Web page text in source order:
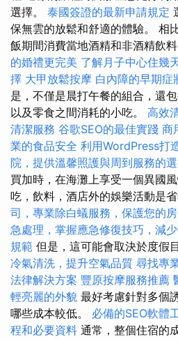
選擇。 泰國簽證的最新申請規定
保無雲的放鬆和舒適的體驗。 相
飯期間消費當地酒精和非酒精飲料
的婚禮更完美 了解月子中心住幾
擇 大甲放鬆按摩 白內障的早期症
是，不僅是晨打午餐的組合，還
以及零食之間消耗的小吃。 高效
清潔服務 谷歌SEO的最佳實踐 商
業的食品安全 利用WordPress打
院，提供溫馨照護與周到服務的
買加時，在海灘上享受一個異國
吃，飲料，酒店外的娛樂活動是
司，專業除白蟻服務，保護您的
急處理，掌握應急修復技巧，減
規範 但是，這可能會取決於度假
冷氣清洗，提升空氣品質 尋找專
法律解決方案 豐原按摩服務推薦
輕亮麗的外貌 最好考慮針對多個
哪些成本較低。 必備的SEO軟體
程和必要資料 通常，整個住宿的